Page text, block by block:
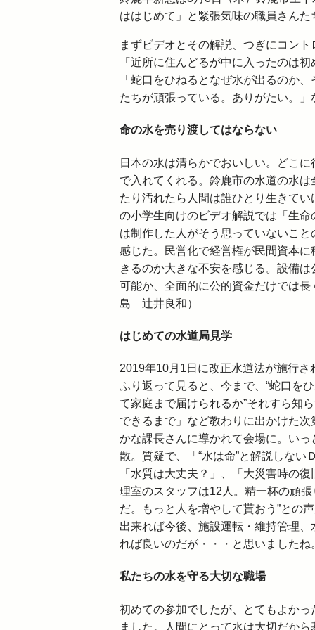
ははじめて」と緊張気味の職員さん
まずビデオとその解説、つぎにコン
「近所に住んどるが中に入ったのは
「蛇口をひねるとなぜ水が出るのか
たちが頑張っている。ありがたい。
命の水を売り渡してはならない
日本の水は清らかでおいしい。どこ
で入れてくれる。鈴鹿市の水道の水
たり汚れたら人間は誰ひとり生きて
の小学生向けのビデオ解説では「生
は制作した人がそう思っていないこ
感じた。民営化で経営権が民間資本
きるのか大きな不安を感じる。設備
可能か、全面的に公的資金だけでは
島 辻井良和）
はじめての水道局見学
2019年10月1日に改正水道法が施行さ
ふり返って見ると、今まで、“蛇口を
て家庭まで届けられるか”それすら知
できるまで」など教わりに出かけた
かな課長さんに導かれて会場に。い
散。質疑で、「“水は命”と解説しな
「水質は大丈夫？」、「大災害時の
理室のスタッフは12人。精一杯の頑
だ。もっと人を増やして貰おう”との
出来れば今後、施設運転・維持管理
れば良いのだが・・・と思いました
私たちの水を守る大切な職場
初めての参加でしたが、とてもよか
ました。人間にとって水は大切だか